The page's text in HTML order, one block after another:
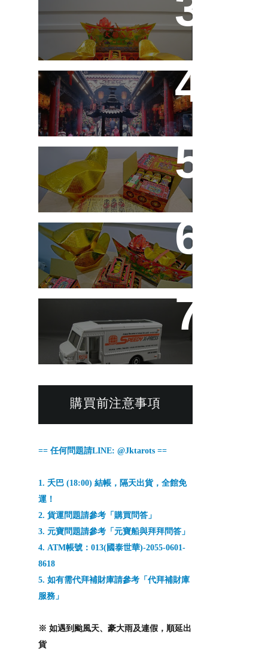
元寶船在這買！
絕世好廟
每周代拜服務
富貴滿盈財神號酬神套裝
購買前注意事項
== 任何問題請LINE: @Jktarots ==
1. 夭巴 (18:00) 結帳，隔天出貨，全館免
運！
2. 貨運問題請參考「 購買問答 」
3. 元寶問題請參考「 元寶船與拜拜問答 」
4. ATM帳號：013(國泰世華)-2055-0601-
8618
5. 如有需代拜補財庫請參考「 代拜補財庫
服務」
※ 如遇到颱風天、豪大雨及連假，順延出
貨